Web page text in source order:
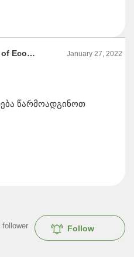
Public Info, Ministry of Economy and Sustainable Development of Georgia January 27, 2022
წარმოადგინოთ
Follow
follower